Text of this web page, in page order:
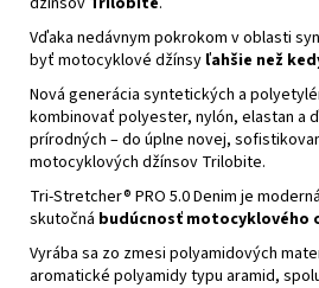
Vďaka nedávnym pokrokom v oblasti
byť motocyklové džínsy ľahšie než
Nová generácia syntetických a
kombinovať polyester, nylón, elastan a
prírodných – do úplne novej,
motocyklových džínsov Trilobite.
Tri-Stretcher® PRO 5.0 Denim je
skutočná budúcnosť motocyklového
Vyrába sa zo zmesi polyamidových
aromatické polyamidy typu aramid,